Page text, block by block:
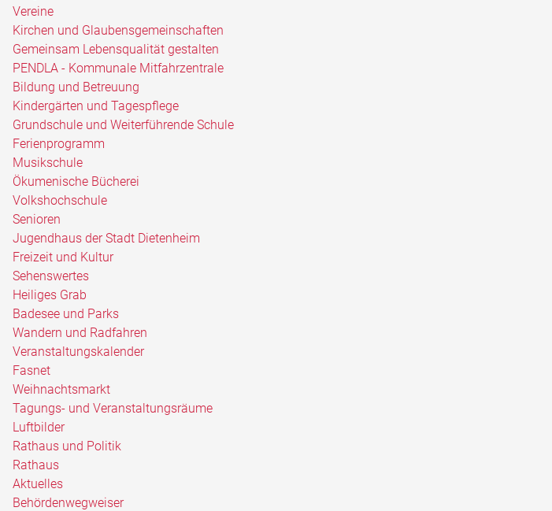
Vereine
Kirchen und Glaubensgemeinschaften
Gemeinsam Lebensqualität gestalten
PENDLA - Kommunale Mitfahrzentrale
Bildung und Betreuung
Kindergärten und Tagespflege
Grundschule und Weiterführende Schule
Ferienprogramm
Musikschule
Ökumenische Bücherei
Volkshochschule
Senioren
Jugendhaus der Stadt Dietenheim
Freizeit und Kultur
Sehenswertes
Heiliges Grab
Badesee und Parks
Wandern und Radfahren
Veranstaltungskalender
Fasnet
Weihnachtsmarkt
Tagungs- und Veranstaltungsräume
Luftbilder
Rathaus und Politik
Rathaus
Aktuelles
Behördenwegweiser